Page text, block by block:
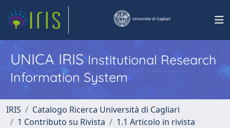
UNICA IRISInstitutional Research
Information System
IRIS
Catalogo Ricerca Università di Cagliari
1 Contributo su Rivista
1.1 Articolo in rivista